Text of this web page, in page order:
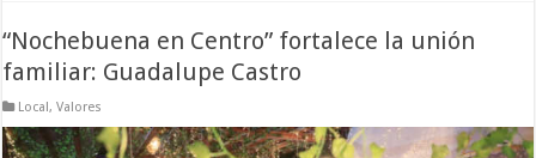
“Nochebuena en Centro” fortalece la unión
familiar: Guadalupe Castro
Local,Valores